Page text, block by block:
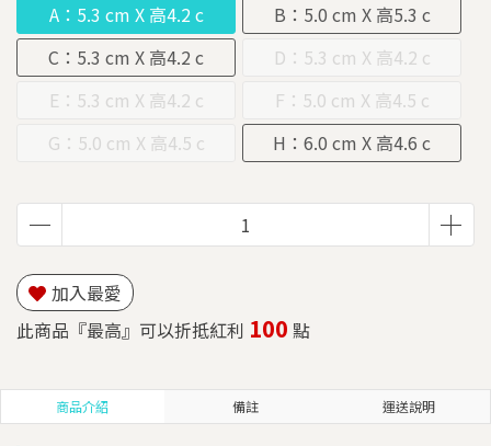
A：5.3 cm X 高4.2 c
m
B：5.0 cm X 高5.3 c
m
C：5.3 cm X 高4.2 c
m
D：5.3 cm X 高4.2 c
E：5.3 cm X 高4.2 c
F：5.0 cm X 高4.5 c
m
G：5.0 cm X 高4.5 c
H：6.0 cm X 高4.6 c
m
加入最愛
此商品『最高』可以折抵紅利 100 點
商品介紹 備註 運送說明